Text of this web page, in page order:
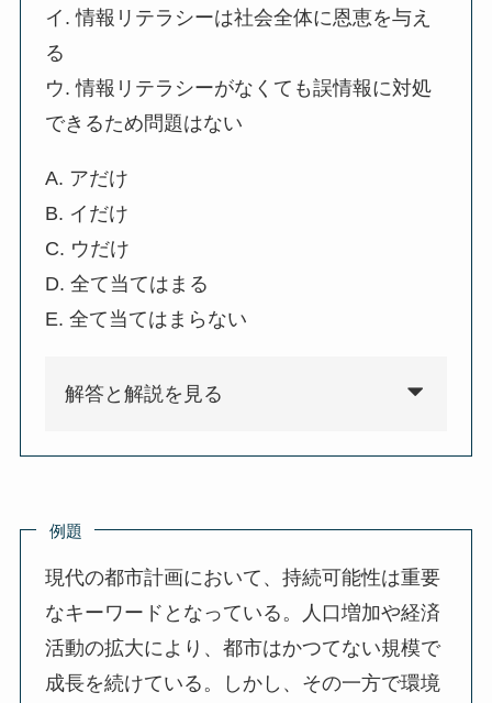
イ. 情報リテラシーは社会全体に恩恵を与え
る
ウ. 情報リテラシーがなくても誤情報に対処
できるため問題はない
A. アだけ
B. イだけ
C. ウだけ
D. 全て当てはまる
E. 全て当てはまらない
解答と解説を見る
例題
現代の都市計画において、持続可能性は重要
なキーワードとなっている。人口増加や経済
活動の拡大により、都市はかつてない規模で
成長を続けている。しかし、その一方で環境